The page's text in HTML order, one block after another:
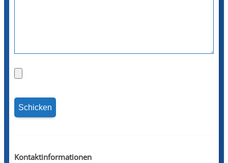
Kontaktinformationen